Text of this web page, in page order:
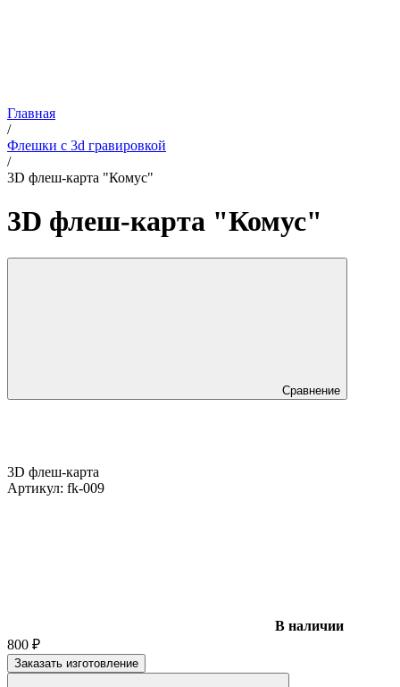
Главная
/
Флешки с 3d гравировкой
/
3D флеш-карта "Комус"
3D флеш-карта "Комус"
Сравнение
3D флеш-карта
Артикул: fk-009
В наличии
800 ₽
Заказать изготовление